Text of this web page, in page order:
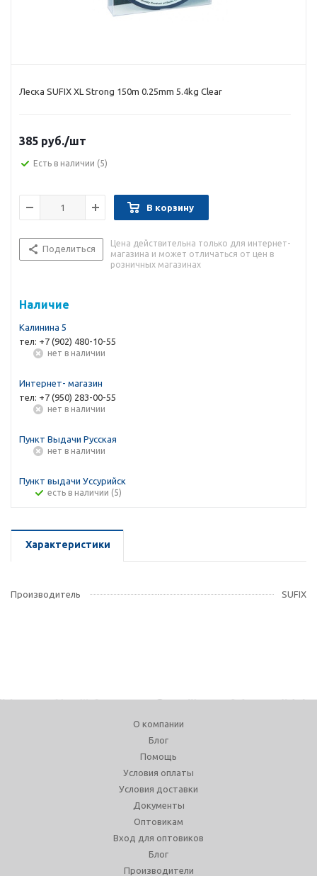
Леска SUFIX XL Strong 150m 0.25mm 5.4kg Clear
385 руб./шт
Есть в наличии (5)
В корзину
Поделиться
Цена действительна только для интернет-
магазина и может отличаться от цен в
розничных магазинах
Наличие
Калинина 5
тел: +7 (902) 480-10-55
Нет в наличии
Интернет- магазин
тел: +7 (950) 283-00-55
Нет в наличии
Пункт Выдачи Русская
Нет в наличии
Пункт выдачи Уссурийск
Есть в наличии (5)
Характеристики
Производитель SUFIX
О компании
Блог
Помощь
Условия оплаты
Условия доставки
Документы
Оптовикам
Вход для оптовиков
Блог
Производители